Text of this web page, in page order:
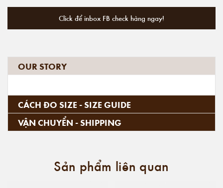
Click để inbox FB check hàng ngay!
OUR STORY
CÁCH ĐO SIZE - SIZE GUIDE
VẬN CHUYỂN - SHIPPING
Sản phẩm liên quan